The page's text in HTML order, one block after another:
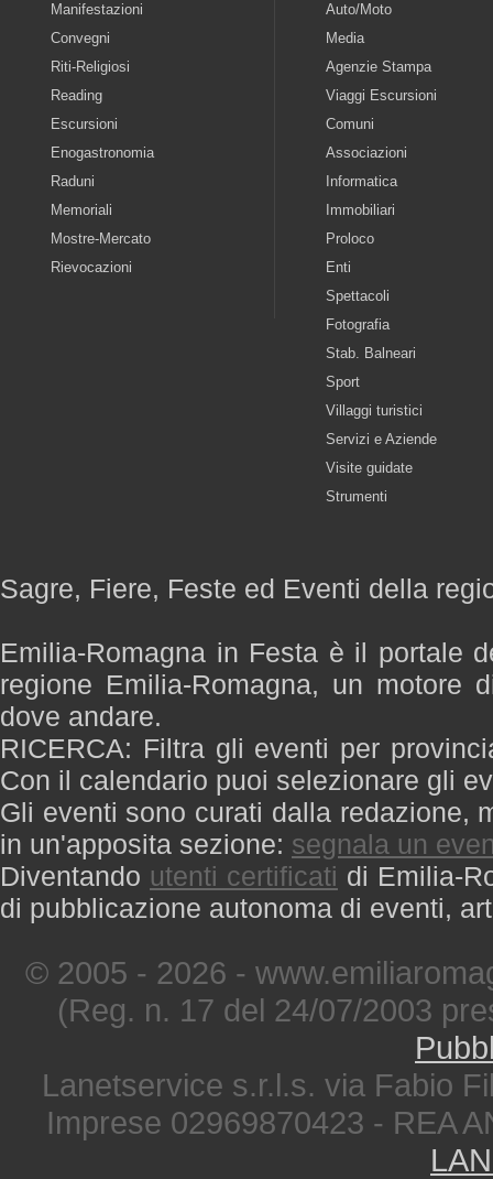
Manifestazioni
Convegni
Riti-Religiosi
Reading
Escursioni
Enogastronomia
Raduni
Memoriali
Mostre-Mercato
Rievocazioni
Auto/Moto
Media
Agenzie Stampa
Viaggi Escursioni
Comuni
Associazioni
Informatica
Immobiliari
Proloco
Enti
Spettacoli
Fotografia
Stab. Balneari
Sport
Villaggi turistici
Servizi e Aziende
Visite guidate
Strumenti
Sagre, Fiere, Feste ed Eventi della
Emilia-Romagna in Festa è il portale
regione Emilia-Romagna, un motore
dove andare.
RICERCA: Filtra gli eventi per
Con il calendario puoi selezionare gli
Gli eventi sono curati dalla redazione,
in un'apposita sezione: segnala un
Diventando utenti certificati di Emilia-
di pubblicazione autonoma di eventi,
© 2005 - 2026 -
(Reg. n. 17 del 24/07/2003
Lanetservice s.r.l.s. via Fabio
Imprese 02969870423 - REA